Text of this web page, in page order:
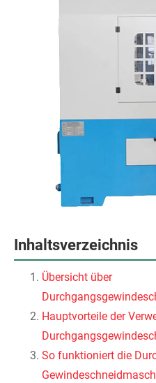
Inhaltsverzeichnis
Übersicht über
Hauptvorteile der
So funktioniert die